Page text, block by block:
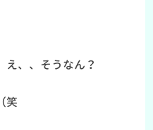
え、、そうなん？
笑